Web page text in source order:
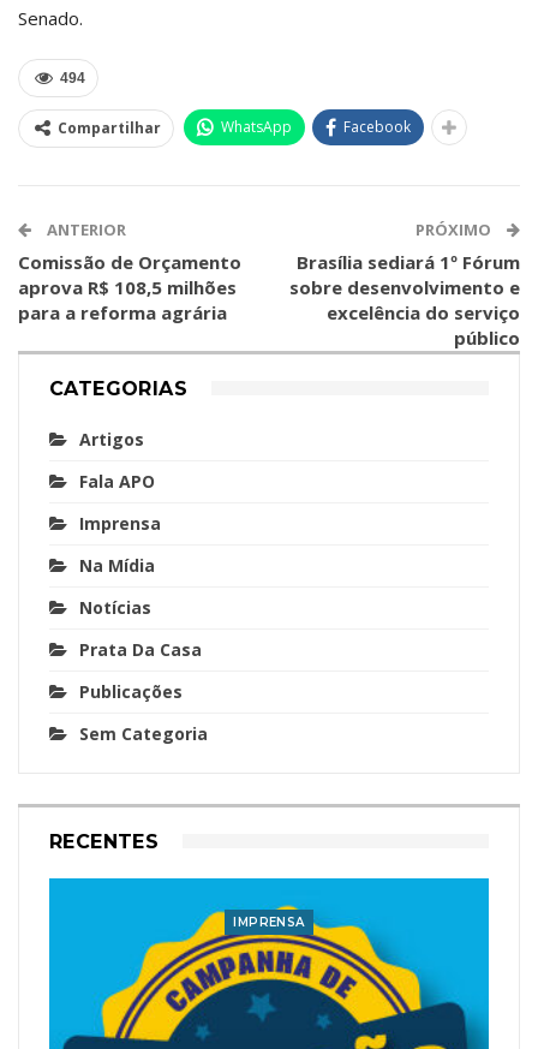
Senado.
494
Compartilhar WhatsApp Facebook
ANTERIOR
Comissão de Orçamento
aprova R$ 108,5 milhões
para a reforma agrária
PRÓXIMO
Brasília sediará 1º Fórum
sobre desenvolvimento e
excelência do serviço
público
CATEGORIAS
Artigos
Fala APO
Imprensa
Na Mídia
Notícias
Prata Da Casa
Publicações
Sem Categoria
RECENTES
IMPRENSA